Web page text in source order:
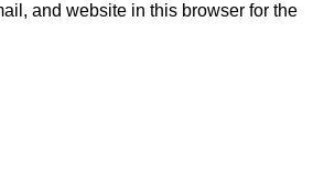
and website in this browser for the